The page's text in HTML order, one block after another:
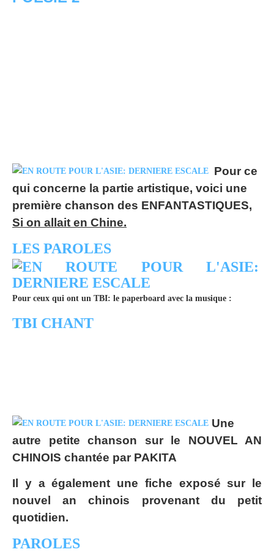
Pour ce
qui concerne la partie artistique, voici une
première chanson des ENFANTASTIQUES,
Si on allait en Chine.
LES PAROLES
Pour ceux qui ont un TBI: le paperboard avec la musique :
TBI CHANT
Une
autre petite chanson sur le NOUVEL AN
CHINOIS chantée par PAKITA
Il y a également une fiche exposé sur le
nouvel an chinois provenant du petit
quotidien.
PAROLES